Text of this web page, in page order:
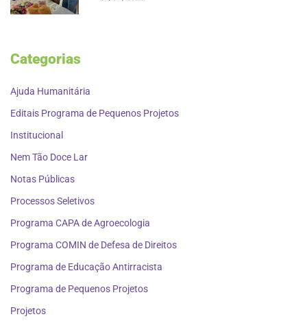
Categorias
Ajuda Humanitária
Editais Programa de Pequenos Projetos
Institucional
Nem Tão Doce Lar
Notas Públicas
Processos Seletivos
Programa CAPA de Agroecologia
Programa COMIN de Defesa de Direitos
Programa de Educação Antirracista
Programa de Pequenos Projetos
Projetos